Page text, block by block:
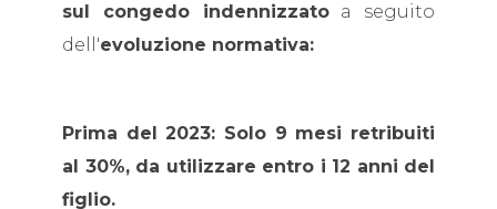
sul congedo indennizzatoa seguito
dell'evoluzione normativa:
Prima del 2023: Solo 9 mesi retribuiti
al 30%, da utilizzare entro i 12 anni del
figlio.